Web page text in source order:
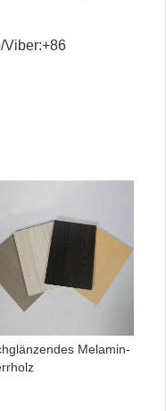
Viber:+86
Melamin-